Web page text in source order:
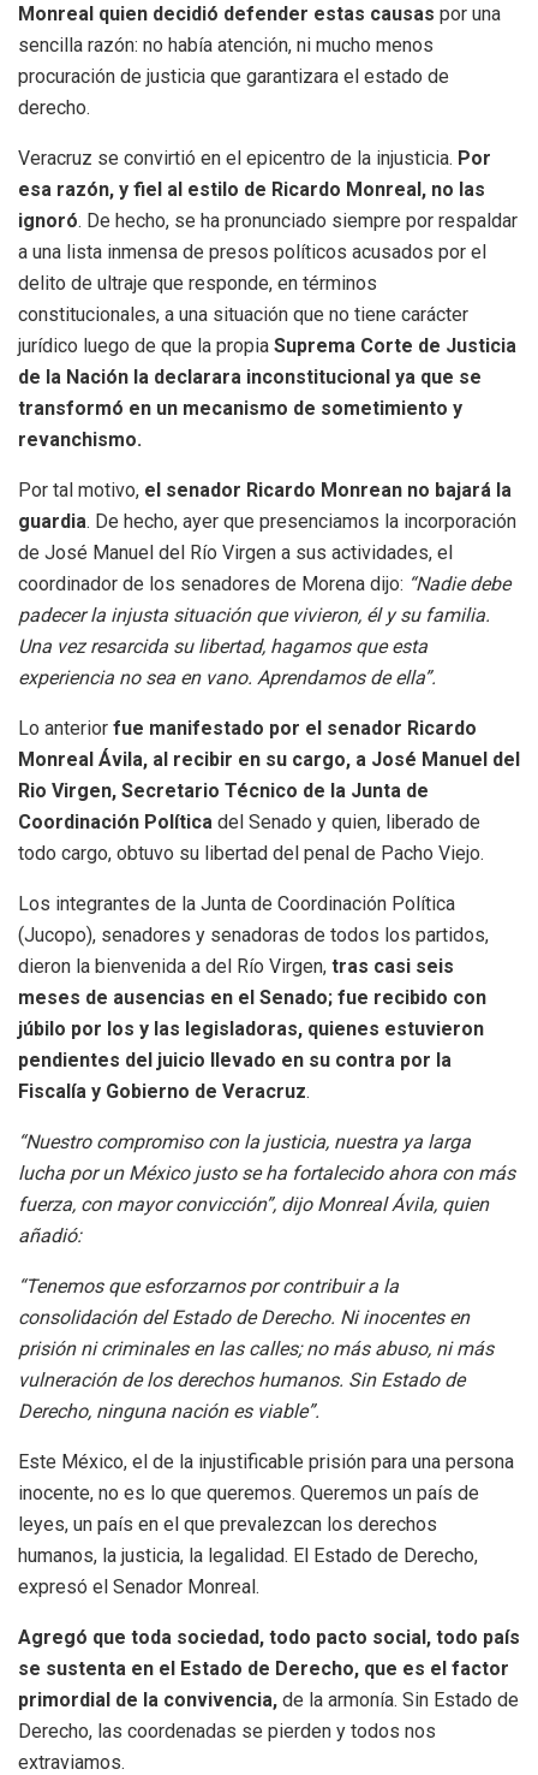
Monreal quien decidió defender estas causas por una
sencilla razón: no había atención, ni mucho menos
procuración de justicia que garantizara el estado de
derecho.
Veracruz se convirtió en el epicentro de la injusticia. Por
esa razón, y fiel al estilo de Ricardo Monreal, no las
ignoró. De hecho, se ha pronunciado siempre por respaldar
a una lista inmensa de presos políticos acusados por el
delito de ultraje que responde, en términos
constitucionales, a una situación que no tiene carácter
jurídico luego de que la propia Suprema Corte de Justicia
de la Nación la declarara inconstitucional ya que se
transformó en un mecanismo de sometimiento y
revanchismo.
Por tal motivo, el senador Ricardo Monrean no bajará la
guardia. De hecho, ayer que presenciamos la incorporación
de José Manuel del Río Virgen a sus actividades, el
coordinador de los senadores de Morena dijo: “Nadie debe
padecer la injusta situación que vivieron, él y su familia.
Una vez resarcida su libertad, hagamos que esta
experiencia no sea en vano. Aprendamos de ella”.
Lo anterior fue manifestado por el senador Ricardo
Monreal Ávila, al recibir en su cargo, a José Manuel del
Rio Virgen, Secretario Técnico de la Junta de
Coordinación Política del Senado y quien, liberado de
todo cargo, obtuvo su libertad del penal de Pacho Viejo.
Los integrantes de la Junta de Coordinación Política
(Jucopo), senadores y senadoras de todos los partidos,
dieron la bienvenida a del Río Virgen, tras casi seis
meses de ausencias en el Senado; fue recibido con
júbilo por los y las legisladoras, quienes estuvieron
pendientes del juicio llevado en su contra por la
Fiscalía y Gobierno de Veracruz.
“Nuestro compromiso con la justicia, nuestra ya larga
lucha por un México justo se ha fortalecido ahora con más
fuerza, con mayor convicción”, dijo Monreal Ávila, quien
añadió:
“Tenemos que esforzarnos por contribuir a la
consolidación del Estado de Derecho. Ni inocentes en
prisión ni criminales en las calles; no más abuso, ni más
vulneración de los derechos humanos. Sin Estado de
Derecho, ninguna nación es viable”.
Este México, el de la injustificable prisión para una persona
inocente, no es lo que queremos. Queremos un país de
leyes, un país en el que prevalezcan los derechos
humanos, la justicia, la legalidad. El Estado de Derecho,
expresó el Senador Monreal.
Agregó que toda sociedad, todo pacto social, todo país
se sustenta en el Estado de Derecho, que es el factor
primordial de la convivencia, de la armonía. Sin Estado de
Derecho, las coordenadas se pierden y todos nos
extraviamos.